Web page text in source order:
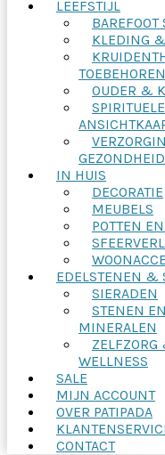
LEEFSTIJL
BAREFOOT
KLEDING
TOEBEHOREN
OUDER &
GEZONDHEID
IN HUIS
DECORATIE
MEUBELS
POTTEN
EDELSTENEN &
SIERADEN
STENEN EN
MINERALEN
ZELFZORG
WELLNESS
SALE
MIJN ACCOUNT
OVER PATIPADA
CONTACT